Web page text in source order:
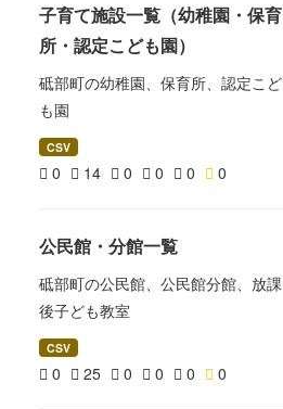
子育て施設一覧（幼稚園・保育
所・認定こども園）
砥部町の幼稚園、保育所、認定こど
も園
CSV
0 14 0 0 0 0
公民館・分館一覧
砥部町の公民館、公民館分館、放課
後子ども教室
CSV
0 25 0 0 0 0